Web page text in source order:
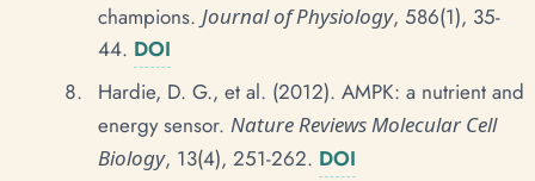
champions. Journal of Physiology, 586(1), 35-
44. DOI
Hardie, D. G., et al. (2012). AMPK: a nutrient and
energy sensor. Nature Reviews Molecular Cell
Biology, 13(4), 251-262. DOI